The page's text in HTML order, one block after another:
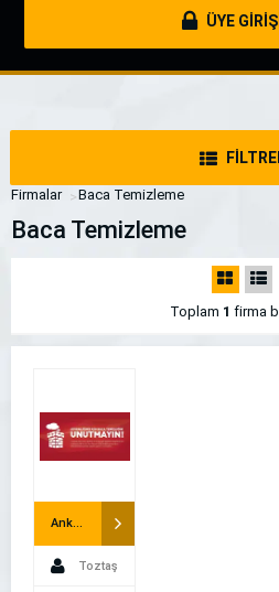
ÜYE
Firmalar Baca Temizleme
Baca Temizleme
Toplam 1 firma
Ankara Baca Temizleme ve Toztaş Baca Temizleme
Toztaş